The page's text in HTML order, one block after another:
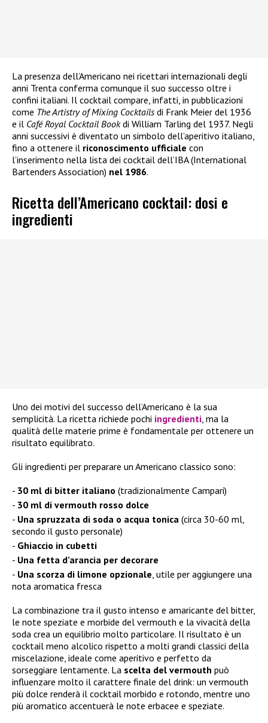
La presenza dell’Americano nei ricettari internazionali degli
anni Trenta conferma comunque il suo successo oltre i
confini italiani. Il cocktail compare, infatti, in pubblicazioni
come The Artistry of Mixing Cocktailsdi Frank Meier del 1936
e il Café Royal Cocktail Bookdi William Tarling del 1937. Negli
anni successivi è diventato un simbolo dell’aperitivo italiano,
fino a ottenere il riconoscimento ufficiale con
l’inserimento nella lista dei cocktail dell’IBA (International
Bartenders Association) nel 1986.
Ricetta dell’Americano cocktail: dosi e
ingredienti
Uno dei motivi del successo dell’Americano è la sua
semplicità. La ricetta richiede pochi ingredienti , ma la
qualità delle materie prime è fondamentale per ottenere un
risultato equilibrato.
Gli ingredienti per preparare un Americano classico sono:
30 ml di bitter italiano (tradizionalmente Campari)
30 ml di vermouth rosso dolce
Una spruzzata di soda o acqua tonica (circa 30-60 ml,
secondo il gusto personale)
Ghiaccio in cubetti
Una fetta d’arancia per decorare
Una scorza di limone opzionale , utile per aggiungere una
nota aromatica fresca
La combinazione tra il gusto intenso e amaricante del bitter,
le note speziate e morbide del vermouth e la vivacità della
soda crea un equilibrio molto particolare. Il risultato è un
cocktail meno alcolico rispetto a molti grandi classici della
miscelazione, ideale come aperitivo e perfetto da
sorseggiare lentamente. La scelta del vermouth può
influenzare molto il carattere finale del drink: un vermouth
più dolce renderà il cocktail morbido e rotondo, mentre uno
più aromatico accentuerà le note erbacee e speziate.